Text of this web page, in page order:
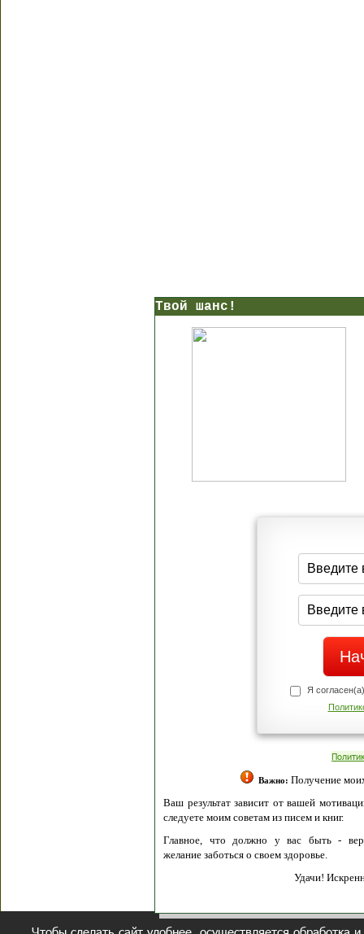
Твой шанс!
Я
Важно: Получение
Ваш результат зависит от вашей
следуете моим советам из писем и книг.
Главное, что должно у вас быть -
желание заботься о своем здоровье.
Удачи!